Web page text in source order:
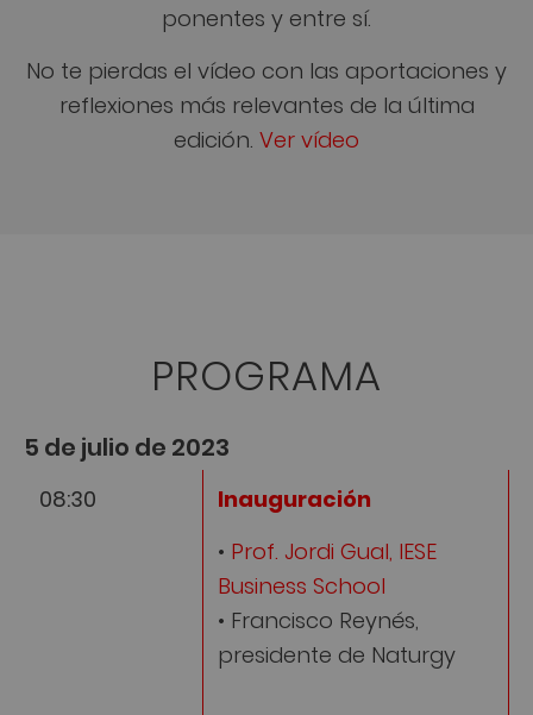
ponentes y entre sí.
No te pierdas el vídeo con las aportaciones y
reflexiones más relevantes de la última
edición. Ver vídeo
PROGRAMA
5 de julio de 2023
08:30
Inauguración
• Prof. Jordi Gual, IESE
Business School
• Francisco Reynés,
presidente de Naturgy